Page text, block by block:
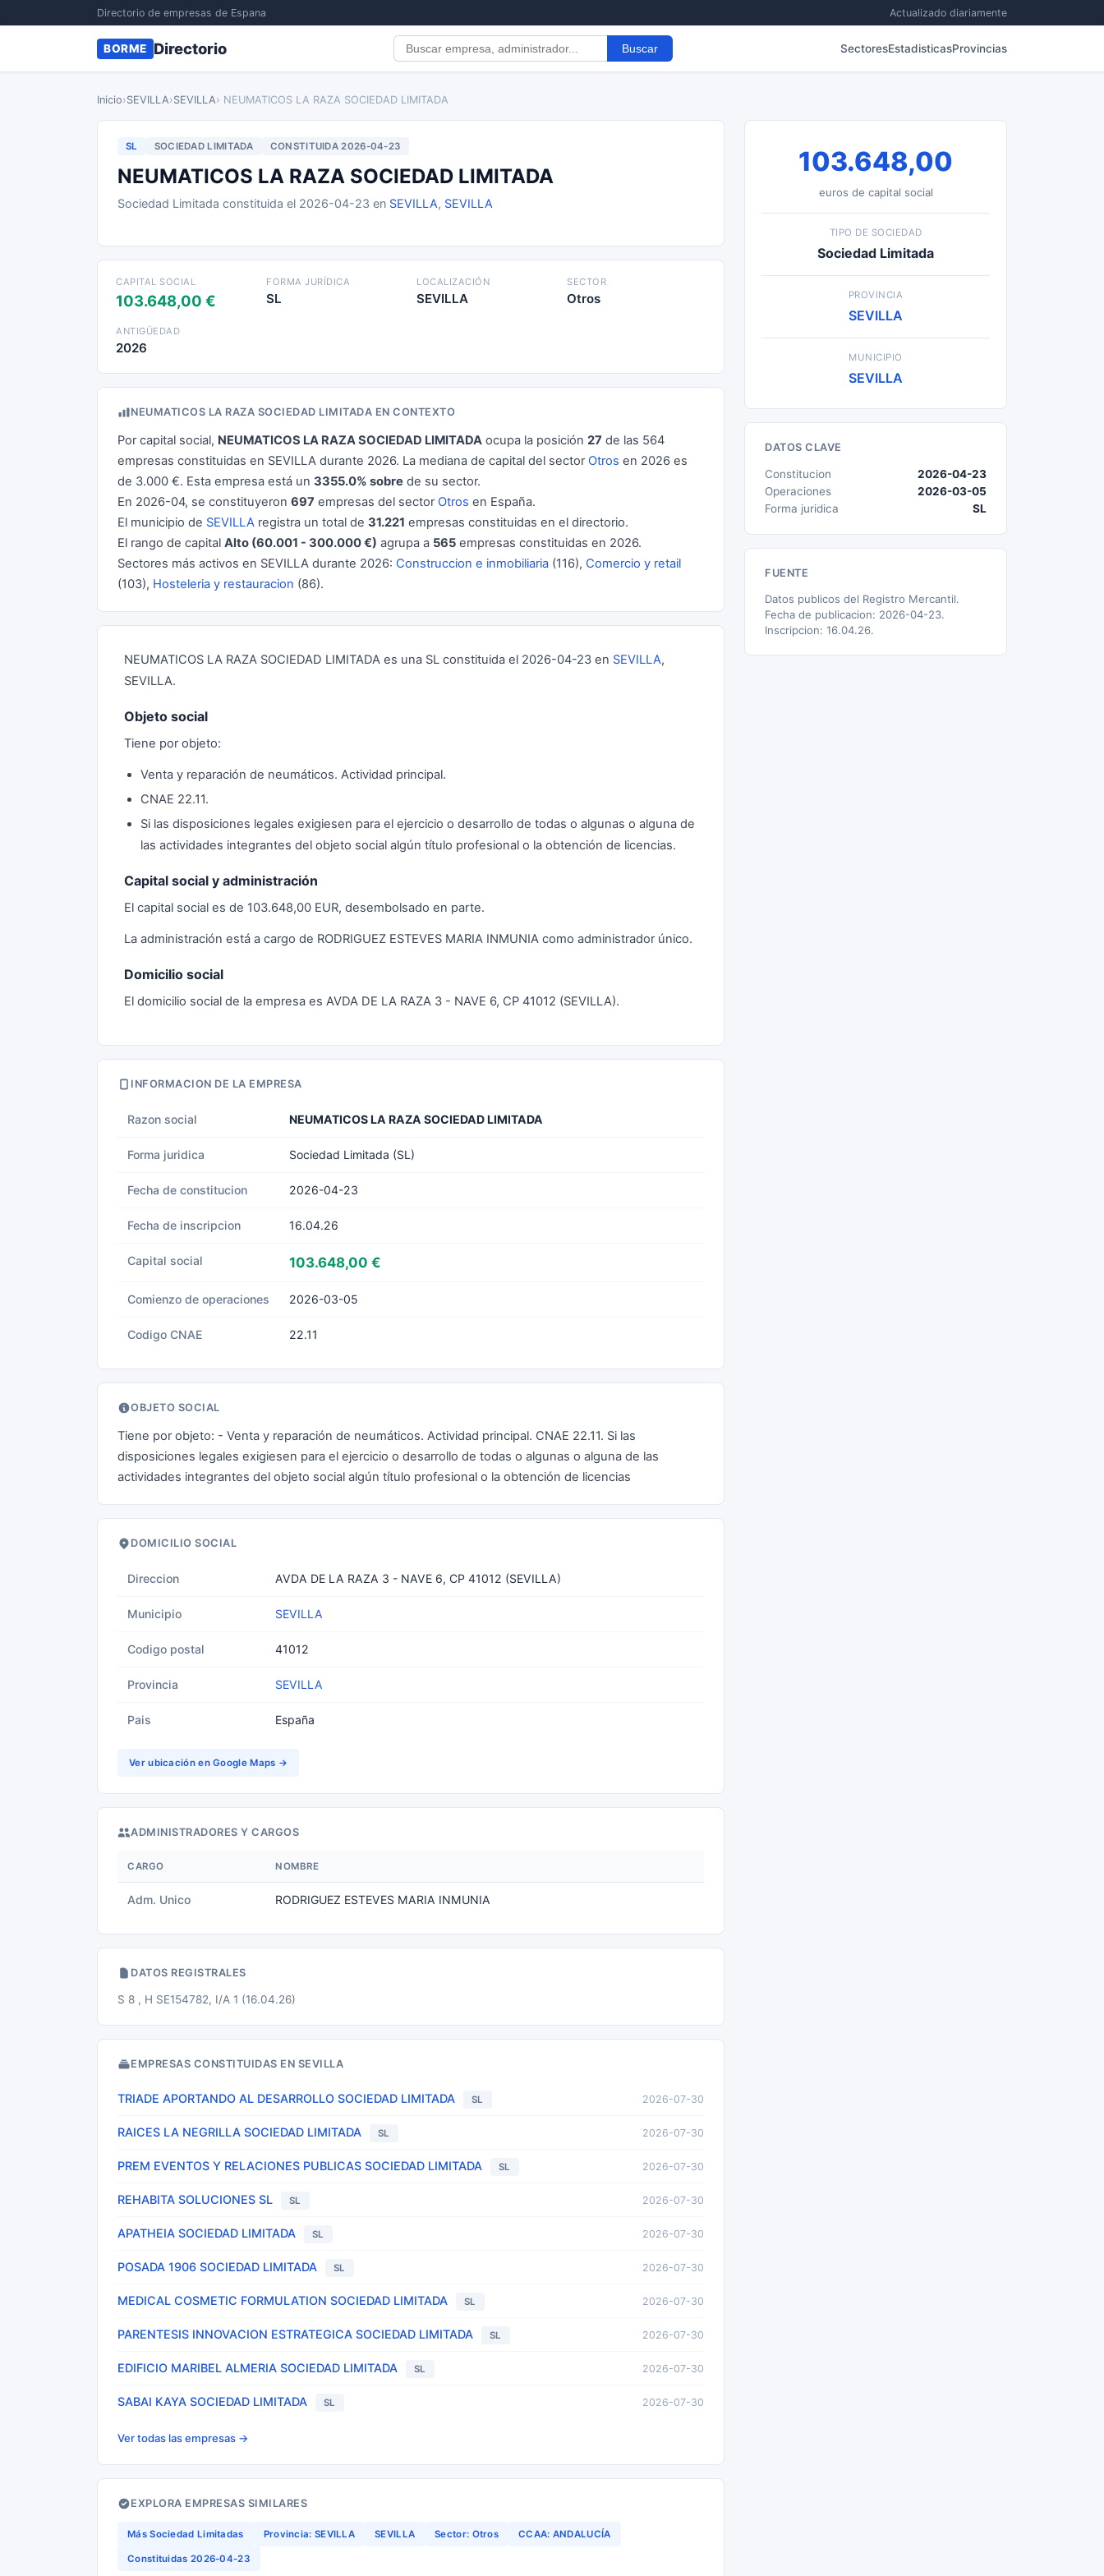
Directorio de empresas de Espana Actualizado diariamente
BORME Directorio Buscar SectoresEstadisticasProvincias
Inicio›SEVILLA›SEVILLA› NEUMATICOS LA RAZA SOCIEDAD LIMITADA
SL SOCIEDAD LIMITADA CONSTITUIDA 2026-04-23
NEUMATICOS LA RAZA SOCIEDAD LIMITADA
Sociedad Limitada constituida el 2026-04-23 en SEVILLA, SEVILLA
CAPITAL SOCIAL
103.648,00 €
FORMA JURÍDICA
SL
LOCALIZACIÓN
SEVILLA
SECTOR
Otros
ANTIGÜEDAD
2026
NEUMATICOS LA RAZA SOCIEDAD LIMITADA EN CONTEXTO
Por capital social, NEUMATICOS LA RAZA SOCIEDAD LIMITADA ocupa la posición 27 de las 564
empresas constituidas en SEVILLA durante 2026. La mediana de capital del sector Otros en 2026 es
de 3.000 €. Esta empresa está un 3355.0% sobre de su sector.
En 2026-04, se constituyeron 697 empresas del sector Otros en España.
El municipio de SEVILLA registra un total de 31.221 empresas constituidas en el directorio.
El rango de capital Alto (60.001 - 300.000 €) agrupa a 565 empresas constituidas en 2026.
Sectores más activos en SEVILLA durante 2026: Construccion e inmobiliaria (116), Comercio y retail
(103), Hosteleria y restauracion (86).
NEUMATICOS LA RAZA SOCIEDAD LIMITADA es una SL constituida el 2026-04-23 en SEVILLA,
SEVILLA.
Objeto social
Tiene por objeto:
Venta y reparación de neumáticos. Actividad principal.
CNAE 22.11.
Si las disposiciones legales exigiesen para el ejercicio o desarrollo de todas o algunas o alguna de
las actividades integrantes del objeto social algún título profesional o la obtención de licencias.
Capital social y administración
El capital social es de 103.648,00 EUR, desembolsado en parte.
La administración está a cargo de RODRIGUEZ ESTEVES MARIA INMUNIA como administrador único.
Domicilio social
El domicilio social de la empresa es AVDA DE LA RAZA 3 - NAVE 6, CP 41012 (SEVILLA).
INFORMACION DE LA EMPRESA
Razon social NEUMATICOS LA RAZA SOCIEDAD LIMITADA
Forma juridica Sociedad Limitada (SL)
Fecha de constitucion 2026-04-23
Fecha de inscripcion 16.04.26
Capital social 103.648,00 €
Comienzo de operaciones 2026-03-05
Codigo CNAE 22.11
OBJETO SOCIAL
Tiene por objeto: - Venta y reparación de neumáticos. Actividad principal. CNAE 22.11. Si las
disposiciones legales exigiesen para el ejercicio o desarrollo de todas o algunas o alguna de las
actividades integrantes del objeto social algún título profesional o la obtención de licencias
DOMICILIO SOCIAL
Direccion AVDA DE LA RAZA 3 - NAVE 6, CP 41012 (SEVILLA)
Municipio SEVILLA
Codigo postal 41012
Provincia SEVILLA
Pais España
Ver ubicación en Google Maps →
ADMINISTRADORES Y CARGOS
CARGO NOMBRE
Adm. Unico RODRIGUEZ ESTEVES MARIA INMUNIA
DATOS REGISTRALES
S 8 , H SE154782, I/A 1 (16.04.26)
EMPRESAS CONSTITUIDAS EN SEVILLA
TRIADE APORTANDO AL DESARROLLO SOCIEDAD LIMITADA SL 2026-07-30
RAICES LA NEGRILLA SOCIEDAD LIMITADA SL 2026-07-30
PREM EVENTOS Y RELACIONES PUBLICAS SOCIEDAD LIMITADA SL 2026-07-30
REHABITA SOLUCIONES SL SL 2026-07-30
APATHEIA SOCIEDAD LIMITADA SL 2026-07-30
POSADA 1906 SOCIEDAD LIMITADA SL 2026-07-30
MEDICAL COSMETIC FORMULATION SOCIEDAD LIMITADA SL 2026-07-30
PARENTESIS INNOVACION ESTRATEGICA SOCIEDAD LIMITADA SL 2026-07-30
EDIFICIO MARIBEL ALMERIA SOCIEDAD LIMITADA SL 2026-07-30
SABAI KAYA SOCIEDAD LIMITADA SL 2026-07-30
Ver todas las empresas →
EXPLORA EMPRESAS SIMILARES
Más Sociedad Limitadas Provincia: SEVILLA SEVILLA Sector: Otros CCAA: ANDALUCÍA
Constituidas 2026-04-23
103.648,00
euros de capital social
TIPO DE SOCIEDAD
Sociedad Limitada
PROVINCIA
SEVILLA
MUNICIPIO
SEVILLA
DATOS CLAVE
Constitucion
2026-04-23
Operaciones
2026-03-05
Forma juridica
SL
FUENTE
Datos publicos del Registro Mercantil.
Fecha de publicacion: 2026-04-23.
Inscripcion: 16.04.26.